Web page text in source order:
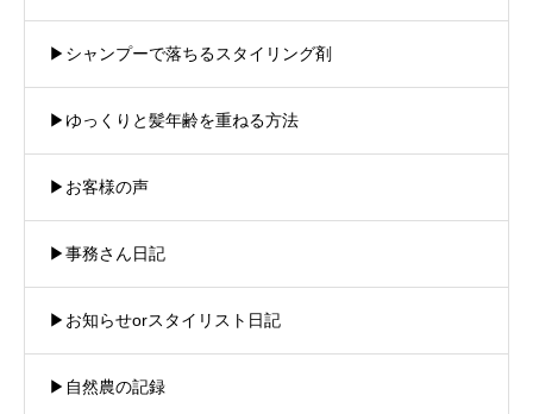
▶︎シャンプーで落ちるスタイリング剤
▶︎ゆっくりと髪年齢を重ねる方法
▶︎お客様の声
▶︎事務さん日記
▶︎お知らせorスタイリスト日記
▶︎自然農の記録